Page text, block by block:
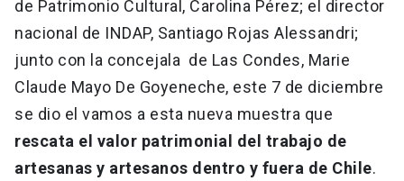
de Patrimonio Cultural, Carolina Pérez; el director
nacional de INDAP, Santiago Rojas Alessandri;
junto con la concejala de Las Condes, Marie
Claude Mayo De Goyeneche, este 7 de diciembre
se dio el vamos a esta nueva muestra que
rescata el valor patrimonial del trabajo de
artesanas y artesanos dentro y fuera de Chile.